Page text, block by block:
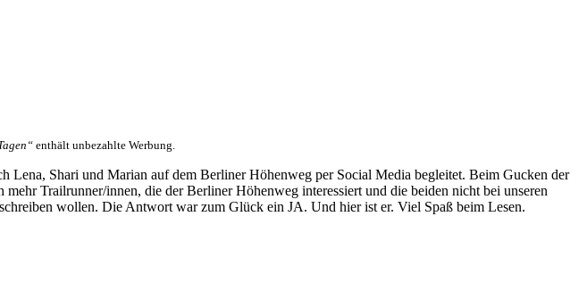
enthält unbezahlte Werbung.
Shari und Marian auf dem Berliner Höhenweg per Social Media begleitet. Beim Gucken der
Trailrunner/innen, die der Berliner Höhenweg interessiert und die beiden nicht bei unseren
wollen. Die Antwort war zum Glück ein JA. Und hier ist er. Viel Spaß beim Lesen.